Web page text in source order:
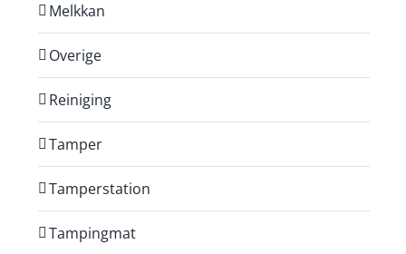
Melkkan
Overige
Reiniging
Tamper
Tamperstation
Tampingmat